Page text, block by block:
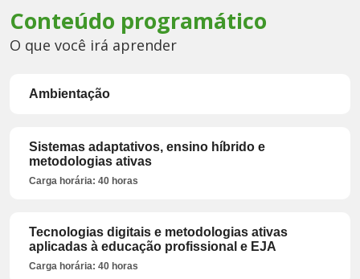
Conteúdo programático
O que você irá aprender
Ambientação
Sistemas adaptativos, ensino híbrido e
metodologias ativas
Carga horária: 40 horas
Tecnologias digitais e metodologias ativas
aplicadas à educação profissional e EJA
Carga horária: 40 horas